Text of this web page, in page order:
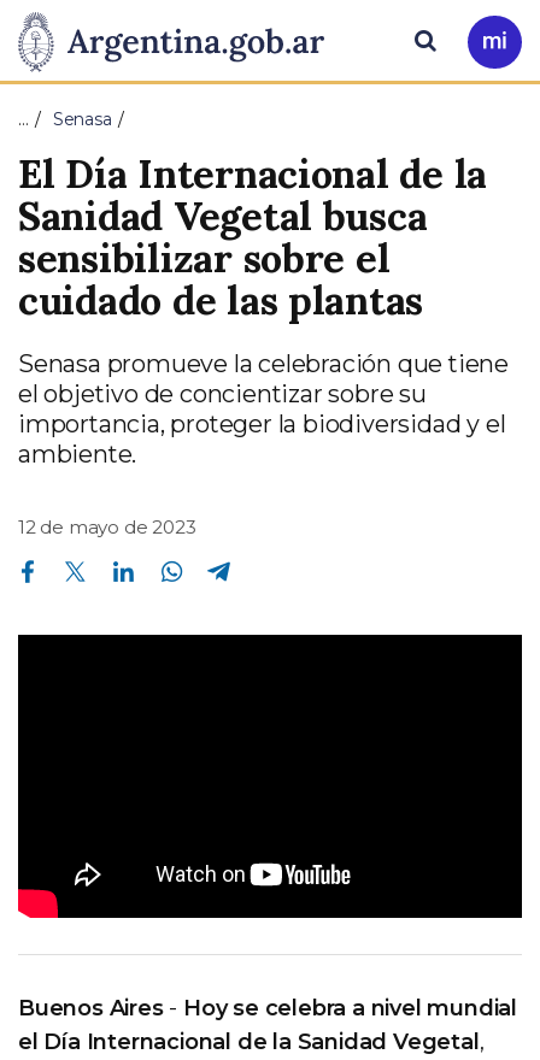
Presidencia
de
la
Nación
Pasar al contenido principal
Ir
a
Buscar
… Senasa
El Día Internacional de la
Sanidad Vegetal busca
sensibilizar sobre el
cuidado de las plantas
Senasa promueve la celebración que tiene
el objetivo de concientizar sobre su
importancia, proteger la biodiversidad y el
ambiente.
12 de mayo de 2023
Compartir en Facebook Compartir en Twitter Compartir en Linkedin Compartir en Whatsapp
Buenos Aires- Hoy se celebra a nivel mundial
el Día Internacional de la Sanidad Vegetal ,